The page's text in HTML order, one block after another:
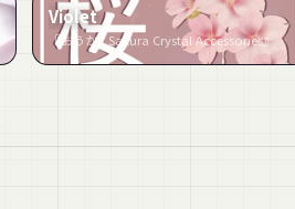
Violet
『おうか / Sakura Crystal Accessories』など3件